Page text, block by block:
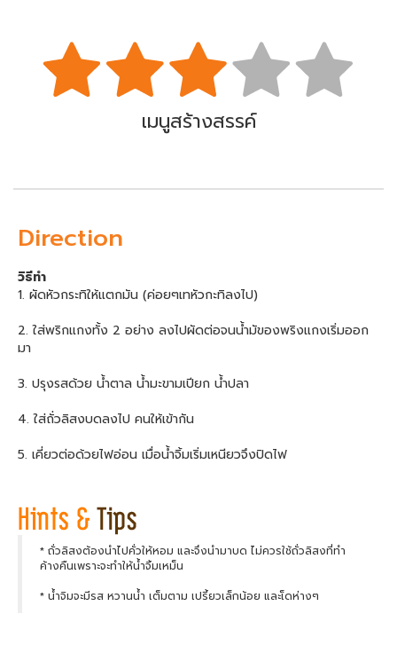
เมนูสร้างสรรค์
Direction
วิธีทำ
1. ผัดหัวกระทิให้แตกมัน (ค่อยๆเทหัวกะทิลงไป)
2. ใส่พริกแกงทั้ง 2 อย่าง ลงไปผัดต่อจนน้ำมัของพริงแกงเริ่มออก
มา
3. ปรุงรสด้วย น้ำตาล น้ำมะขามเปียก น้ำปลา
4. ใส่ถั่วลิสงบดลงไป คนให้เข้ากัน
5. เคี่ยวต่อด้วยไฟอ่อน เมื่อน้ำจิ้มเริ่มเหนียวจึงปิดไฟ
* ถั่วลิสงต้องนำไปคั่วให้หอม และจึงนำมาบด ไม่ควรใช้ถั่วลิสงที่ทำ
ค้างคืนเพราะจะทำให้น้ำจิ้มเหม็น
* น้ำจิมจะมีรส หวานน้ำ เต็มตาม เปรี้ยวเล็กน้อย และเ็ดห่างๆ